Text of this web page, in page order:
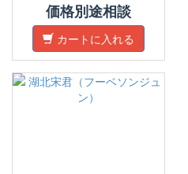
価格別途相談
カートに入れる